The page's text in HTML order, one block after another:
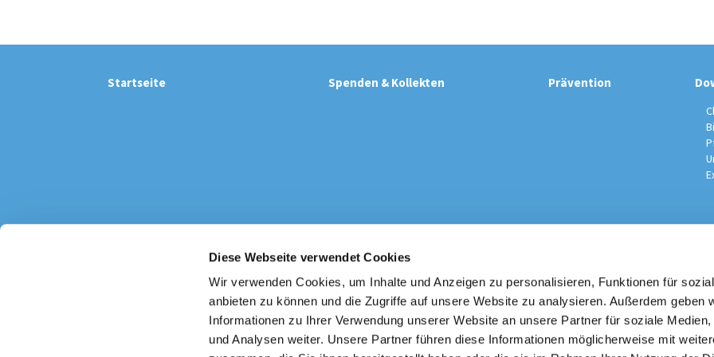
Diese Webseite verwendet Cookies
Wir verwenden Cookies, um Inhalte und Anzeigen zu personalisieren, Funktionen für
anbieten zu können und die Zugriffe auf unsere Website zu analysieren. Außerdem geben
Informationen zu Ihrer Verwendung unserer Website an unsere Partner für soziale Medien,
und Analysen weiter. Unsere Partner führen diese Informationen möglicherweise mit
Startseite Spenden & Kollekten Prävention
Katholische Kirchengemeinde / Pfarrei St. Johannes der Täufer
Am Kiesteich 50, 13589 Berlin
030 – 373 22 16
info@st-johannes-spandau.de
Kontakt|Impressum |Datenschutzhinweise|Erzbistum Berlin